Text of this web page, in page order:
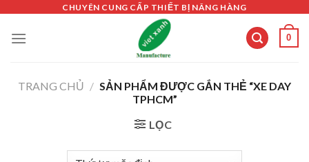
content
CHUYÊN CUNG CẤP THIẾT BỊ NÂNG HÀNG
0
TRANG CHỦ / SẢN PHẨM ĐƯỢC GẮN THẺ “XE DAY
TPHCM”
LỌC